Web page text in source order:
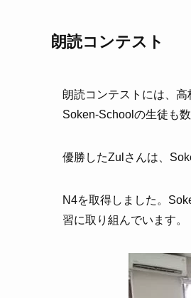
朗読コンテスト
朗読コンテストには、
Soken-Schoolの生徒も
優勝したZulさんは、
N4を取得しました。
習に取り組んでいます。